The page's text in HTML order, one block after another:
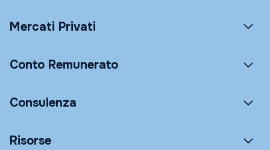
Mercati Privati
Conto Remunerato
Consulenza
Risorse